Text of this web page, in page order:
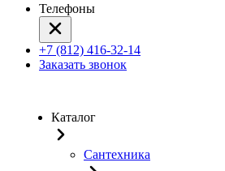
Телефоны
+7 (812) 416-32-14
Заказать звонок
Каталог
Сантехника